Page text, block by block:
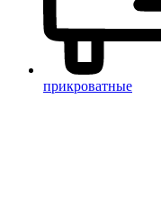
прикроватные